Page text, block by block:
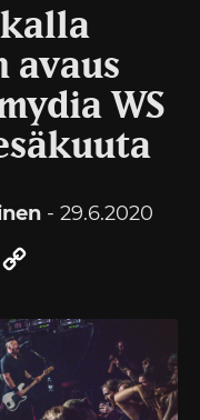
avaus
WS
- 29.6.2020
Email